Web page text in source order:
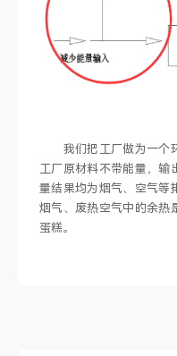
我们把工厂做为一个环
工厂原材料不带能量，输
量结果均为烟气、空气等
烟气、废热空气中的余热
蛋糕。